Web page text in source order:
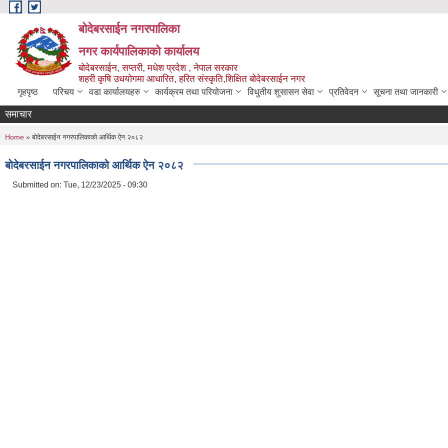
Skip to main content
बोदेबरसाईन नगरपालिका
नगर कार्यपालिकाको कार्यालय
बोदेबरसाईन, सप्तरी, मधेश प्रदेश , नेपाल सरकार
शहरी कृषि उधयोगमा आधारित, हरित संस्कृति,शिक्षित बोदेबरसाईन नगर
गृहपृष्ठ परिचय वडा कार्यालयहरु कार्यक्रम तथा परियोजना विधुतीय शुसासन सेवा प्रतिवेदन सूचना तथा जानकारी
समाचार
You are here
Home » बोदेबरसाईन नगरपालिकाको आर्थिक ऐन २०८२
बोदेबरसाईन नगरपालिकाको आर्थिक ऐन २०८२
Submitted on: Tue, 12/23/2025 - 09:30